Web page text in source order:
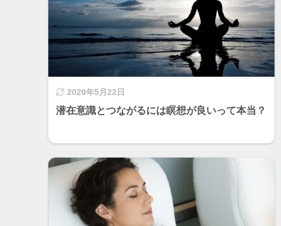
2020年5月22日
潜在意識とつながるには瞑想が良いって本当？